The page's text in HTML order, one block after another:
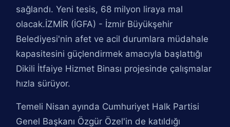
sağlandı. Yeni tesis, 68 milyon liraya mal
olacak.İZMİR (İGFA) - İzmir Büyükşehir
Belediyesi'nin afet ve acil durumlara müdahale
kapasitesini güçlendirmek amacıyla başlattığı
Dikili İtfaiye Hizmet Binası projesinde çalışmalar
hızla sürüyor.
Temeli Nisan ayında Cumhuriyet Halk Partisi
Genel Başkanı Özgür Özel'in de katıldığı